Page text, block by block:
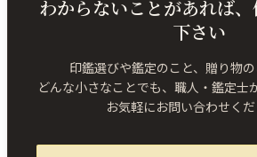
わからないことがあれば
下さい
印鑑選びや鑑定のこと、贈り物の
どんな小さなことでも、職人・鑑定士
お気軽にお問い合わせくだ